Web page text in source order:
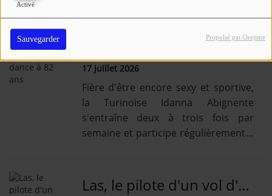
Activé
Sauvegarder Propulsé par Orejime
nord de la France.
Championne de pole dance à 82 ans
17 juillet 2026
Fière d'être encore sexy et sportive,
la Turinoise Idanna Abignente
s'entraîne deux à trois fois par
semaine et participe régulièrement à
pourvu qu'on en ait la volonté.
Las, le pilote d'un vol d'essai écrit «Je m'ennuie» dans le ciel